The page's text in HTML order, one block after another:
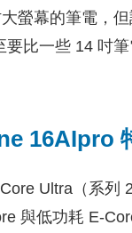
螢幕的筆電，
比一些 14 吋筆
16AIpro
Ultra（系列
與低功耗 E-